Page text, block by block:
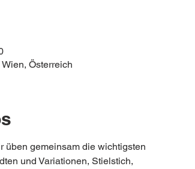
Österreich
üben gemeinsam die wichtigsten
und Variationen, Stielstich,